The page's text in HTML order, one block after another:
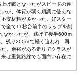
げ戦となったがスピードの違
が、体質が弱く順調に使えな
安材料が多かった。好スター
全て11秒台前半のラップを刻
なかったが、逃げて後半600ｍ
残り200ｍで軽く追われ、再
。余裕がある走りでクラスが
は重賞路線でも面白い存在に